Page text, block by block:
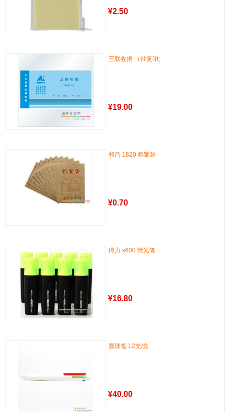
¥2.50
三联收据 （带复印）
¥19.00
和昌 1820 档案袋
¥0.70
得力 s600 荧光笔
¥16.80
圆珠笔 12支/盒
¥40.00